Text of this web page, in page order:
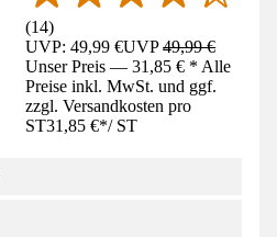
(14)
UVP: 49,99 €UVP49,99 €
Unser Preis — 31,85 € * Alle
Preise inkl. MwSt. und ggf.
zzgl. Versandkosten pro
ST31,85 €*/ ST